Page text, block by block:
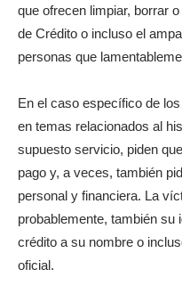
que ofrecen limpiar, borrar
de Crédito o incluso el
personas que
En el caso específico de
en temas relacionados al
supuesto servicio, piden
pago y, a veces, también
personal y financiera. La
probablemente, también su
crédito a su nombre o
oficial.